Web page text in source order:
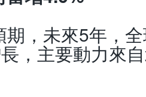
期，未來5年，
，主要動力來